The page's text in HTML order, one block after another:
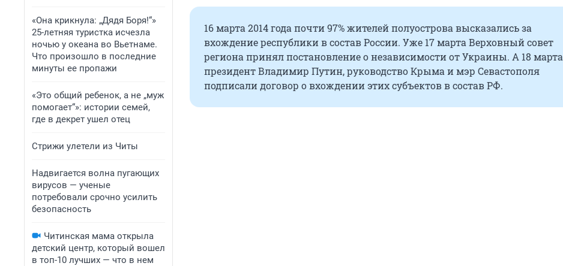
«Она крикнула: „Дядя Боря!“»
25-летняя туристка исчезла
ночью у океана во Вьетнаме.
Что произошло в последние
минуты ее пропажи
«Это общий ребенок, а не „муж
помогает“»: истории семей,
где в декрет ушел отец
Стрижи улетели из Читы
Надвигается волна пугающих
вирусов — ученые
потребовали срочно усилить
безопасность
Читинская мама открыла
детский центр, который вошел
в топ-10 лучших — что в нем
16 марта 2014 года почти 97% жителей полуострова высказались за
вхождение республики в состав России. Уже 17 марта Верховный совет
региона принял постановление о независимости от Украины. А 18 марта
президент Владимир Путин, руководство Крыма и мэр Севастополя
подписали договор о вхождении этих субъектов в состав РФ.